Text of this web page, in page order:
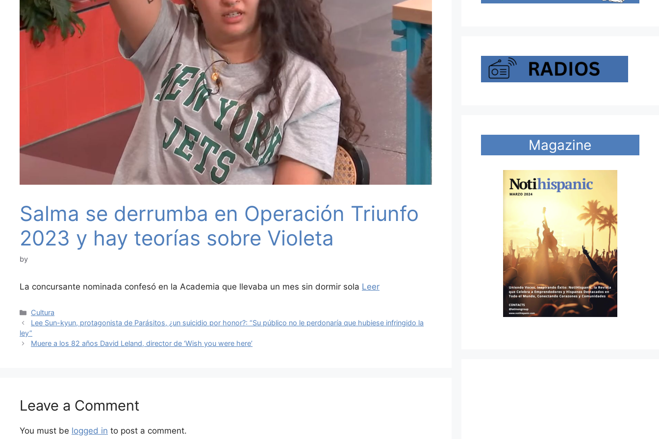
Salma se derrumba en Operación Triunfo
2023 y hay teorías sobre Violeta
by
La concursante nominada confesó en la Academia que llevaba un mes sin dormir sola Leer
Categories
Cultura
Lee Sun-kyun, protagonista de Parásitos, ¿un suicidio por honor?: “Su público no le perdonaría que hubiese infringido la
ley”
Muere a los 82 años David Leland, director de ‘Wish you were here’
Leave a Comment
You must be logged in to post a comment.
Magazine